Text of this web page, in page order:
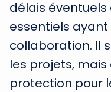
délais
essentiels
collaboration. Il
les projets,
protection pour